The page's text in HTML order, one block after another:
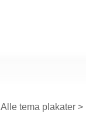
Alle tema plakater >